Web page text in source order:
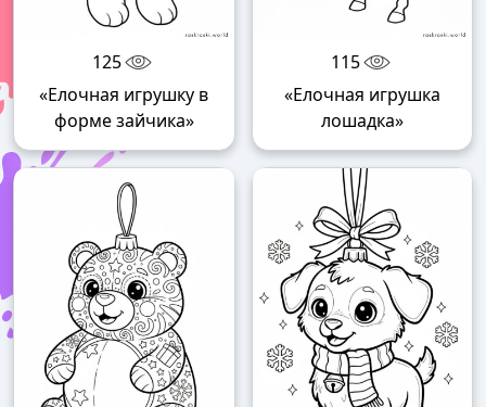
125
«Елочная игрушку в
форме зайчика»
115
«Елочная игрушка
лошадка»